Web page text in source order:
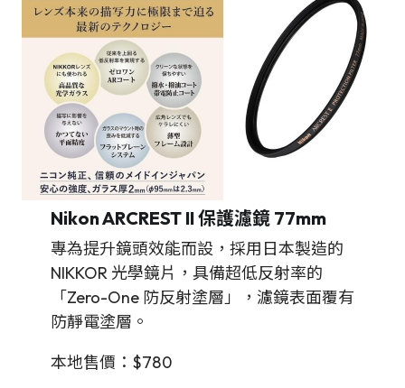
Nikon ARCREST II 保護濾鏡 77mm
專為提升鏡頭效能而設，採用日本製造的
NIKKOR 光學鏡片，具備超低反射率的
「Zero-One 防反射塗層」，濾鏡表面覆有
防靜電塗層。
本地售價：$780